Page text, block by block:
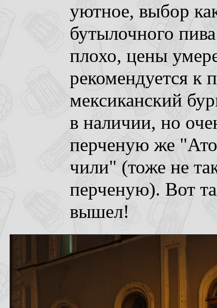
уютное, выбор
бутылочного
плохо, цены
рекомендуется к
мексиканский
в наличии, но
перченую же
чили" (тоже не
перченую). Вот
вышел!